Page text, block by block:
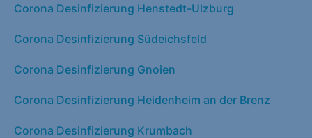
Corona Desinfizierung Henstedt-Ulzburg
Corona Desinfizierung Südeichsfeld
Corona Desinfizierung Gnoien
Corona Desinfizierung Heidenheim an der Brenz
Corona Desinfizierung Krumbach